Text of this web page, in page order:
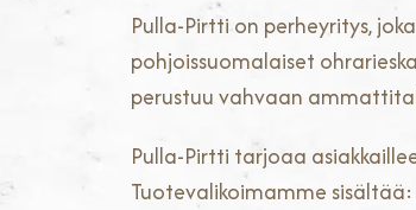
Pulla-Pirtti on perheyritys,
pohjoissuomalaiset
perustuu vahvaan
Pulla-Pirtti tarjoaa
Tuotevalikoimamme sisältää: